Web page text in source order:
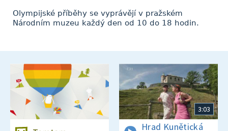
Olympijské příběhy se vyprávějí v pražském
Národním muzeu každý den od 10 do 18 hodin.
3:03
Hrad Kunětická